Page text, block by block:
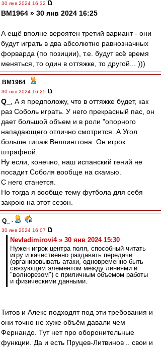
30 янв 2024 16:32
BM1964 » 30 янв 2024 16:25
А ещё вполне вероятен третий вариант - они
будут играть в два абсолютно равнозначных
форварда (по позиции), т.е. будут всё время
меняться, то один в оттяжке, то другой... )))
BM1964 -
30 янв 2024 16:25
Q_
, А я предположу, что в оттяжке будет, как
раз Соболь играть. У него прекрасный пас, он
дает большой объем и в роли "опорного
нападающего отлично смотрится. А Угол
больше типаж Веллингтона. Он игрок
штрафной.
Ну если, конечно, наш испанский гений не
посадит Соболя вообще на скамью.
С него станется.
Но тогда я вообще тему футбола для себя
закрою на этот сезон.
Q_
-
30 янв 2024 16:07
Nevladimirovi4 » 30 янв 2024 15:30
Нужен игрок центра поля, способный читать
игру и качественно раздавать передачи
(организовывать атаки, одновременно быть
связующим элементом между линиями и
"волнорезом") с приличным объемом работы
и физическими данными.
Титов и Алекс подходят под эти требования и
они точно не хуже объём давали чем
Фернандо. Тут нет про оборонительные
функции. Да и есть Пруцев-Литвинов .. свои и